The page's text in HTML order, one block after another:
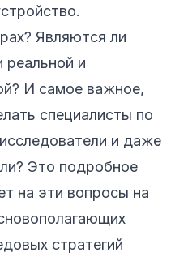
Являются ли
реальной и
И самое важное,
специалисты по
и даже
Это подробное
на эти вопросы на
стратегий